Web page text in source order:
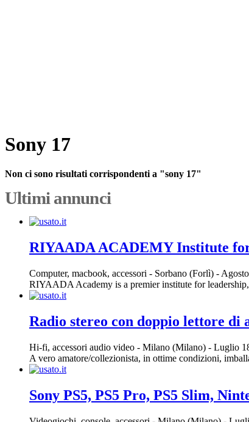
Sony 17
Non ci sono risultati corrispondenti a "sony 17"
Ultimi annunci
RIYAADA ACADEMY Institute
Computer, macbook, accessori - Sorbano (Forlì) -
RIYAADA Academy is a premier institute for
Radio stereo con doppio lettore di
Hi-fi, accessori audio video - Milano (Milano) - Luglio
A vero amatore/collezionista, in ottime condizioni,
Sony PS5, PS5 Pro, PS5 Slim,